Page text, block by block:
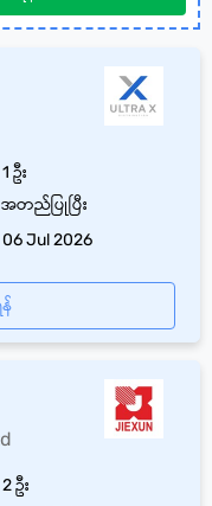
အတည်ပြုပြီး
1 ဦး
06 Jul 2026
2 ဦး